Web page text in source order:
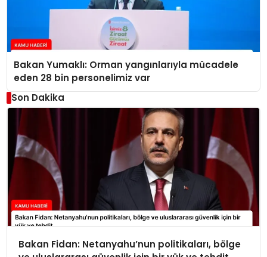
Bakan Yumaklı: Orman yangınlarıyla mücadele
eden 28 bin personelimiz var
Son Dakika
Bakan Fidan: Netanyahu’nun politikaları, bölge